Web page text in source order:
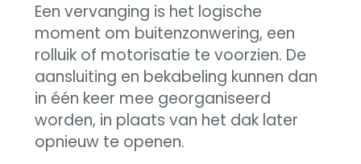
Een vervanging is het logische
moment om buitenzonwering, een
rolluik of motorisatie te voorzien. De
aansluiting en bekabeling kunnen dan
in één keer mee georganiseerd
worden, in plaats van het dak later
opnieuw te openen.